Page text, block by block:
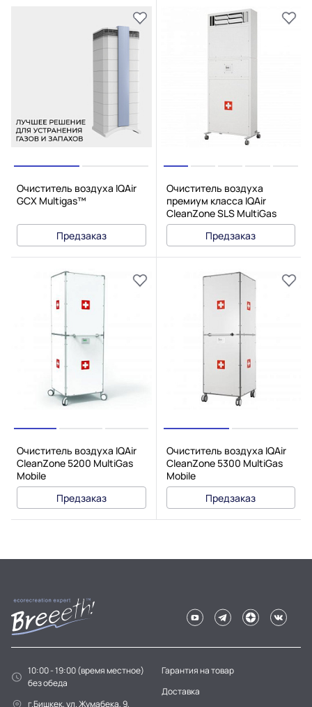
Очиститель воздуха IQAir
GCX Multigas™
Предзаказ
Очиститель воздуха
премиум класса IQAir
CleanZone SLS MultiGas
Предзаказ
Очиститель воздуха IQAir
CleanZone 5200 MultiGas
Mobile
Предзаказ
Очиститель воздуха IQAir
CleanZone 5300 MultiGas
Mobile
Предзаказ
10:00 - 19:00 (время местное)
без обеда
г.Бишкек, ул. Жумабека, 9,
Гарантия на товар
Доставка